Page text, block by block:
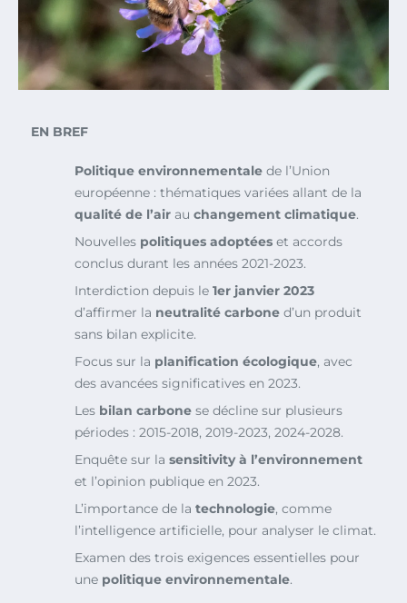
EN BREF
Politique environnementale de l’Union
européenne : thématiques variées allant de la
qualité de l’air au changement climatique.
Nouvelles politiques adoptées et accords
conclus durant les années 2021-2023.
Interdiction depuis le 1er janvier 2023
d’affirmer la neutralité carbone d’un produit
sans bilan explicite.
Focus sur la planification écologique, avec
des avancées significatives en 2023.
Les bilan carbone se décline sur plusieurs
périodes : 2015-2018, 2019-2023, 2024-2028.
Enquête sur la sensitivity à l’environnement
et l’opinion publique en 2023.
L’importance de la technologie, comme
l’intelligence artificielle, pour analyser le climat.
Examen des trois exigences essentielles pour
une politique environnementale.